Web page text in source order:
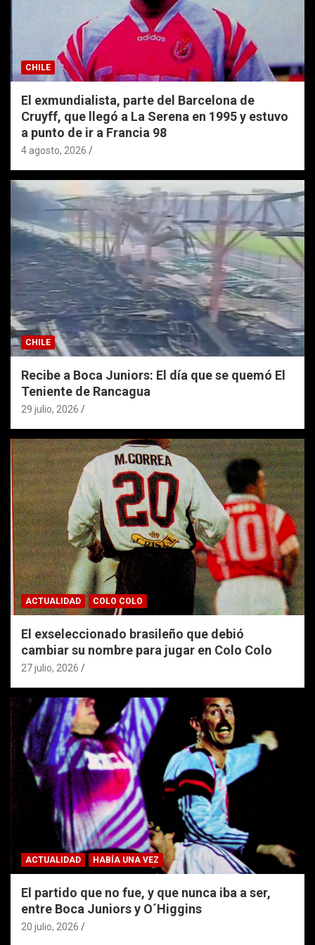
CHILE
El exmundialista, parte del Barcelona de
Cruyff, que llegó a La Serena en 1995 y estuvo
a punto de ir a Francia 98
4 agosto, 2026
CHILE
Recibe a Boca Juniors: El día que se quemó El
Teniente de Rancagua
29 julio, 2026
ACTUALIDAD COLO COLO
El exseleccionado brasileño que debió
cambiar su nombre para jugar en Colo Colo
27 julio, 2026
ACTUALIDAD HABÍA UNA VEZ
El partido que no fue, y que nunca iba a ser,
entre Boca Juniors y O´Higgins
20 julio, 2026